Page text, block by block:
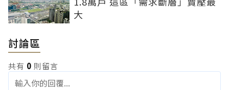
大
討論區
共有 0 則留言